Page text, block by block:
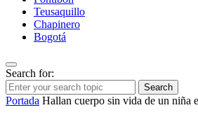
Teusaquillo
Chapinero
Bogotá
Search for:
Search
Portada Hallan cuerpo sin vida de un niña